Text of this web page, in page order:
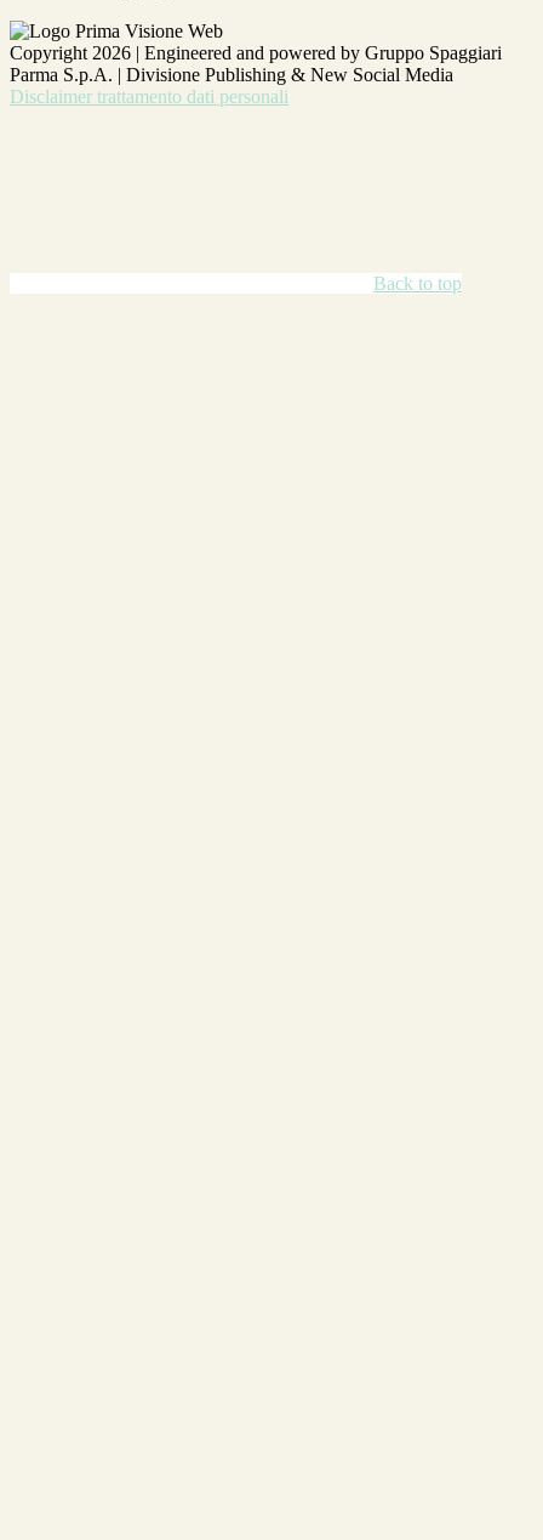
Copyright 2026 | Engineered and powered by Gruppo Spaggiari
Parma S.p.A. | Divisione Publishing & New Social Media
Disclaimer trattamento dati personali
Back to top